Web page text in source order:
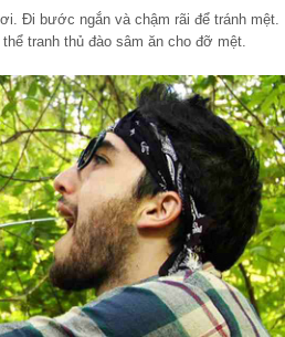
Đi bước ngắn và chậm rãi để tránh mệt.
tranh thủ đào sâm ăn cho đỡ mệt.